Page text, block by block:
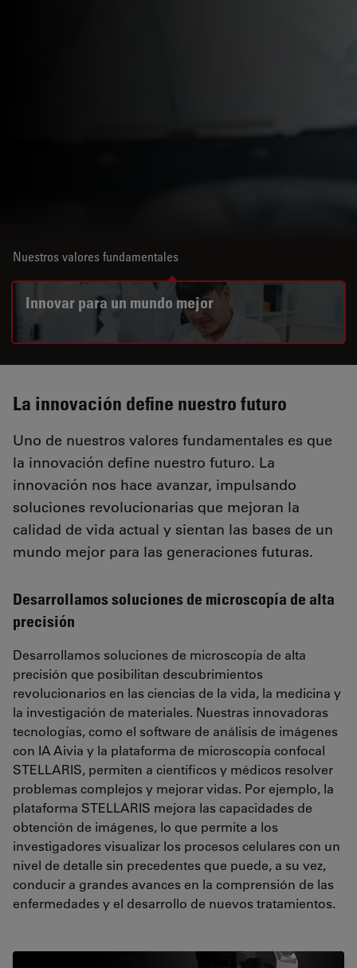
Nuestros valores fundamentales
Innovar para un mundo mejor
La innovación define nuestro futuro
Uno de nuestros valores fundamentales es que
la innovación define nuestro futuro. La
innovación nos hace avanzar, impulsando
soluciones revolucionarias que mejoran la
calidad de vida actual y sientan las bases de un
mundo mejor para las generaciones futuras.
Desarrollamos soluciones de microscopía de alta
precisión
Desarrollamos soluciones de microscopía de alta
precisión que posibilitan descubrimientos
revolucionarios en las ciencias de la vida, la medicina y
la investigación de materiales. Nuestras innovadoras
tecnologías, como el software de análisis de imágenes
con IA Aivia y la plataforma de microscopía confocal
STELLARIS, permiten a científicos y médicos resolver
problemas complejos y mejorar vidas. Por ejemplo, la
plataforma STELLARIS mejora las capacidades de
obtención de imágenes, lo que permite a los
investigadores visualizar los procesos celulares con un
nivel de detalle sin precedentes que puede, a su vez,
conducir a grandes avances en la comprensión de las
enfermedades y el desarrollo de nuevos tratamientos.